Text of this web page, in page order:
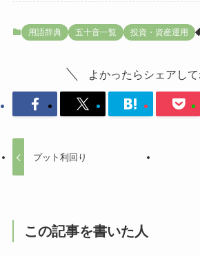
用語辞典 五十音一覧 投資・資産運用
よかったらシェアして
プット利回り
この記事を書いた人